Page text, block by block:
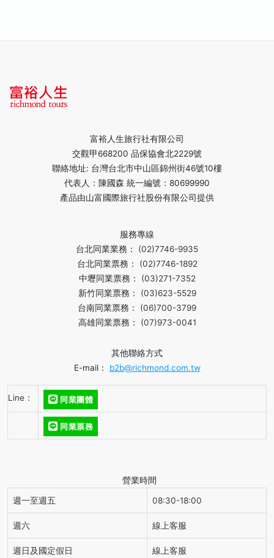
富裕人生旅行社有限公司
交觀甲668200 品保協會北2229號
聯絡地址: 台灣台北市中山區錦州街46號10樓
代表人：陳國森 統一編號：80699990
產品由山富國際旅行社股份有限公司提供
服務專線
台北同業業務： (02)7746-9935
台北同業票務： (02)7746-1892
中壢同業票務： (03)271-7352
新竹同業票務： (03)623-5529
台南同業票務： (06)700-3799
高雄同業票務： (07)973-0041
其他聯絡方式
E-mail： b2b@richmond.com.tw
Line： 同業團體
同業票務
營業時間
週一至週五 08:30-18:00
週六 線上客服
週日及國定假日 線上客服